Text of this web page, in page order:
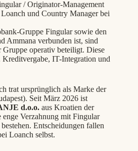
/ Originator-Management
und Country Manager bei
Gruppe Fingular sowie den
Ammana verbunden ist, sind
Gruppe operativ beteiligt. Diese
Kreditvergabe, IT-Integration und
trat ursprünglich als Marke der
Seit März 2026 ist
d.o.o. aus Kroatien der
Verzahnung mit Fingular
Entscheidungen fallen
Loanch selbst.